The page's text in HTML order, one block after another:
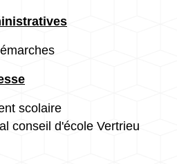
scolaire
conseil d'école Vertrieu